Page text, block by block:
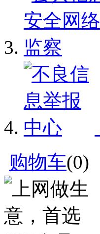
购物车(0)